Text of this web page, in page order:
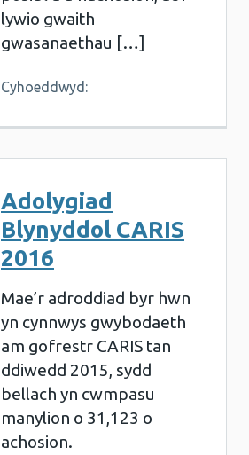
lywio gwaith
gwasanaethau […]
Cyhoeddwyd:
Adolygiad
Blynyddol CARIS
2016
Mae’r adroddiad byr hwn
yn cynnwys gwybodaeth
am gofrestr CARIS tan
ddiwedd 2015, sydd
bellach yn cwmpasu
manylion o 31,123 o
achosion.